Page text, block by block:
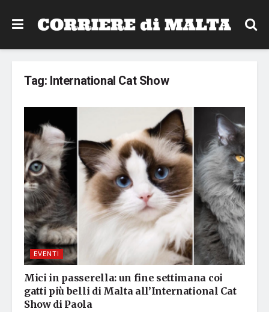
Tag: International Cat Show
EVENTI
Mici in passerella: un fine settimana coi
gatti più belli di Malta all’International Cat
Show di Paola